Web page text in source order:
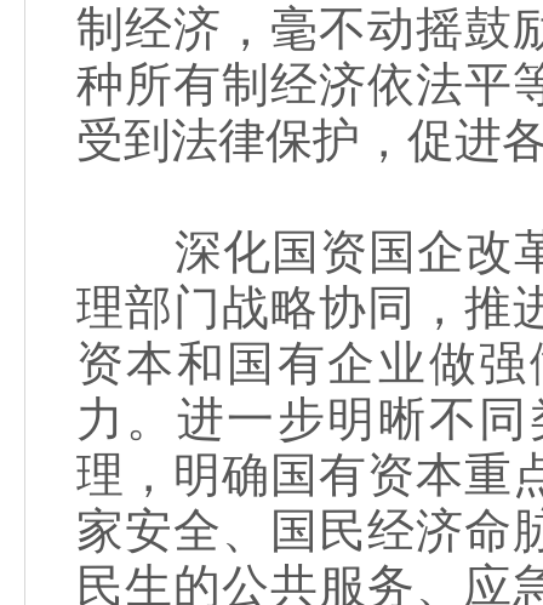
制经济，毫不动摇鼓
种所有制经济依法平
受到法律保护，促进
深化国资国企改革
理部门战略协同，推
资本和国有企业做
力。进一步明晰不
理，明确国有资本重
家安全、国民经济命
民生的公共服务、应